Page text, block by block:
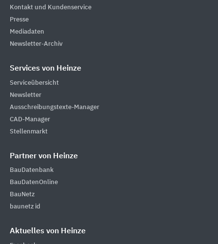
Kontakt und Kundenservice
Presse
Mediadaten
Newsletter-Archiv
Services von Heinze
Serviceübersicht
Newsletter
Ausschreibungstexte-Manager
CAD-Manager
Stellenmarkt
Partner von Heinze
BauDatenbank
BauDatenOnline
BauNetz
baunetz id
Aktuelles von Heinze